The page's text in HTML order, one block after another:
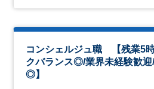
コンシェルジュ職 【残業5
クバランス◎/業界未経験歓
◎】